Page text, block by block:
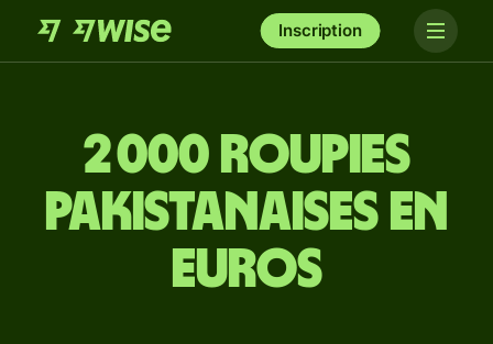
Inscription
2 000 roupies
pakistanaises en
euros